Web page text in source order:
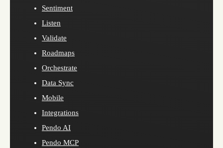
Sentiment
Listen
Validate
Roadmaps
Orchestrate
Data Sync
Mobile
Integrations
Pendo AI
Pendo MCP